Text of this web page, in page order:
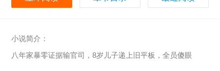
小说简介：
八年家暴零证据输官司，8岁儿子递上旧平板，全员傻眼